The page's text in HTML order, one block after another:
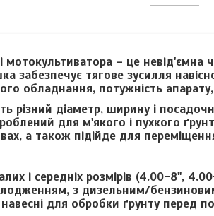
– це невід'ємна
забезпечує тягове зусилля
обладнання, потужність
різний діаметр, ширину і
для м'якого і пухкого
а також підійде для
і середніх розмірів (4.00-8",
з дизельним/
для обробки ґрунту перед